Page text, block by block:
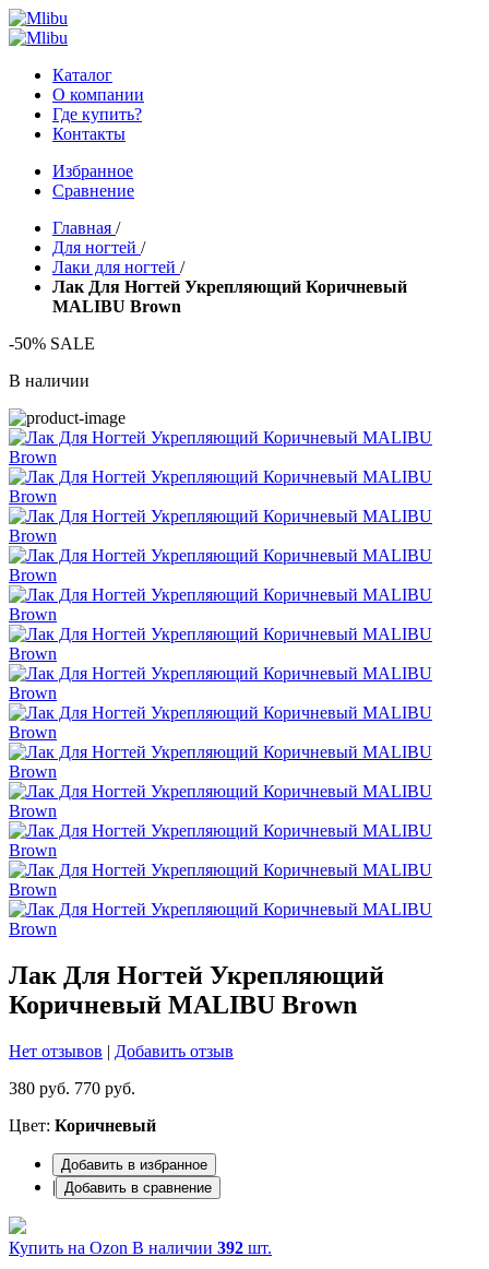
Каталог
О компании
Где купить?
Контакты
Избранное
Сравнение
Главная /
Для ногтей /
Лаки для ногтей /
Лак Для Ногтей Укрепляющий Коричневый
MALIBU Brown
-50% SALE
В наличии
Лак Для Ногтей Укрепляющий
Коричневый MALIBU Brown
Нет отзывов | Добавить отзыв
380 руб. 770 руб.
Цвет: Коричневый
Добавить в избранное
| Добавить в сравнение
Купить на Ozon В наличии 392 шт.